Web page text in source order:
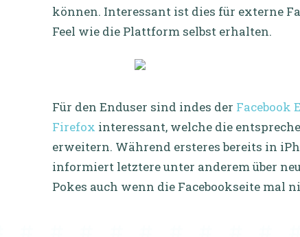
können. Interessant ist dies für externe
Feel wie die Plattform selbst erhalten.
Für den Enduser sind indes der Facebook
Firefox interessant, welche die
erweitern. Während ersteres bereits in
informiert letztere unter anderem über
Pokes auch wenn die Facebookseite mal